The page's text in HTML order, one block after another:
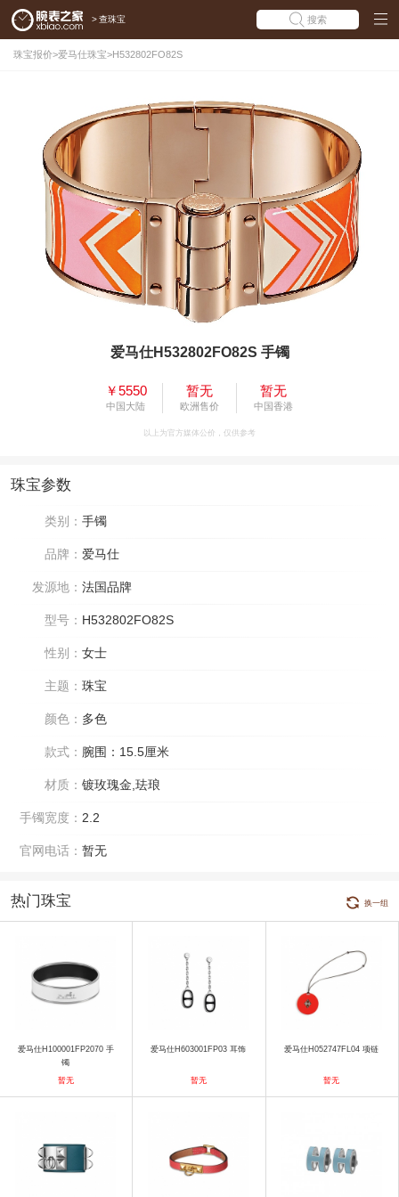
> 查珠宝 搜索
珠宝报价>爱马仕珠宝>H532802FO82S
爱马仕H532802FO82S 手镯
￥5550
中国大陆
暂无
欧洲售价
暂无
中国香港
以上为官方媒体公价，仅供参考
珠宝参数
类别： 手镯
品牌： 爱马仕
发源地： 法国品牌
型号： H532802FO82S
性别： 女士
主题： 珠宝
颜色： 多色
款式： 腕围：15.5厘米
材质： 镀玫瑰金,珐琅
手镯宽度： 2.2
官网电话： 暂无
热门珠宝 换一组
爱马仕H100001FP2070 手
镯
暂无
爱马仕H603001FP03 耳饰
暂无
爱马仕H052747FL04 项链
暂无